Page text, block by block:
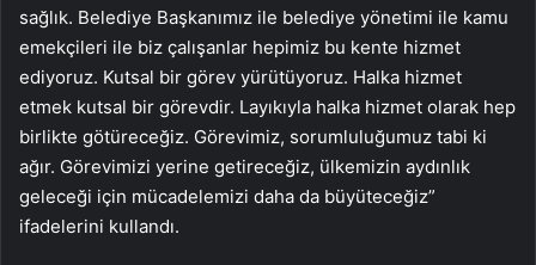
sağlık. Belediye Başkanımız ile belediye yönetimi ile kamu
emekçileri ile biz çalışanlar hepimiz bu kente hizmet
ediyoruz. Kutsal bir görev yürütüyoruz. Halka hizmet
etmek kutsal bir görevdir. Layıkıyla halka hizmet olarak hep
birlikte götüreceğiz. Görevimiz, sorumluluğumuz tabi ki
ağır. Görevimizi yerine getireceğiz, ülkemizin aydınlık
geleceği için mücadelemizi daha da büyüteceğiz”
ifadelerini kullandı.